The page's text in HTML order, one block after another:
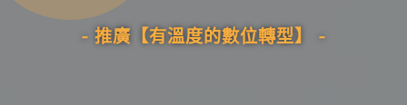
- 推廣【有溫度的數位轉型】 -